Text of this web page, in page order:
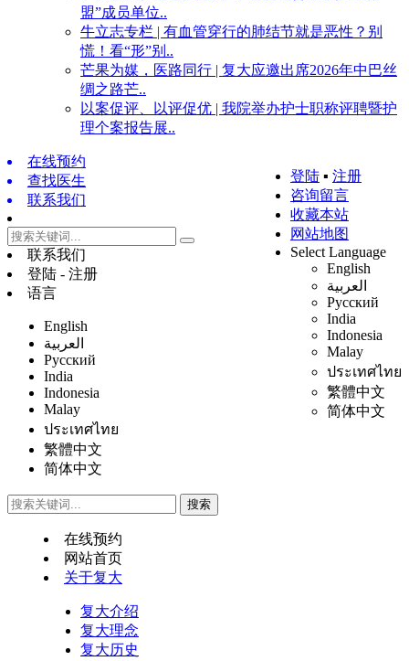
盟”成员单位..
牛立志专栏 | 有血管穿行的肺结节就是恶性？别
慌！看“形”别..
芒果为媒，医路同行 | 复大应邀出席2026年中巴丝
绸之路芒..
以案促评、以评促优 | 我院举办护士职称评聘暨护
理个案报告展..
登陆 ▪ 注册
咨询留言
收藏本站
网站地图
Select Language
English
العربية
Русский
India
Indonesia
Malay
ประเทศไทย
繁體中文
简体中文
在线预约
查找医生
联系我们
联系我们
登陆 - 注册
语言
English
العربية
Русский
India
Indonesia
Malay
ประเทศไทย
繁體中文
简体中文
在线预约
网站首页
关于复大
复大介绍
复大理念
复大历史